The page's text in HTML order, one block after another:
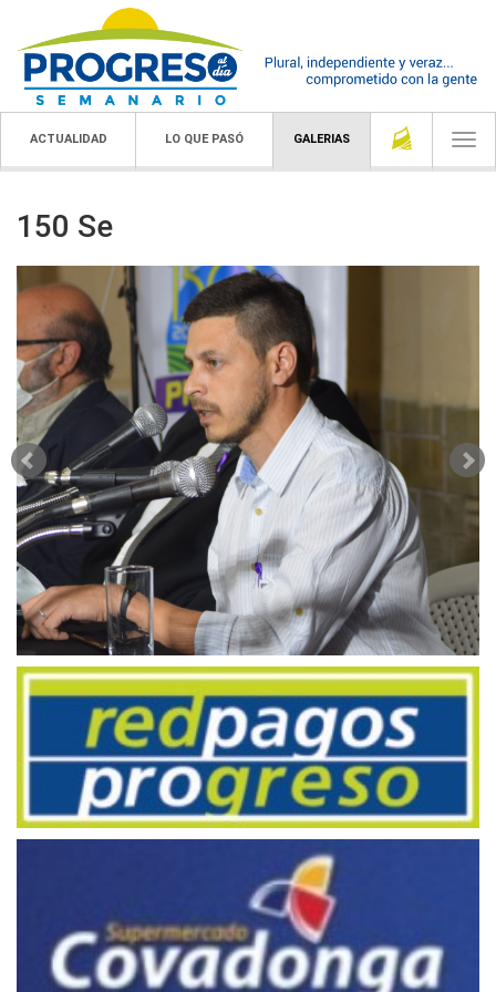
ACTUALIDAD LO QUE PASÓ GALERIAS
150 Se